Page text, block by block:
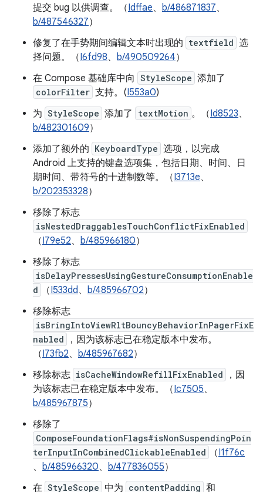
提交 bug 以供调查。（Idffae、 b/486871837、
b/487546327）
修复了在手势期间编辑文本时出现的 textfield 选
择问题。（I6fd98、 b/490509264）
在 Compose 基础库中向 StyleScope 添加了
colorFilter 支持。(I553a0)
为 StyleScope 添加了 textMotion 。（Id8523、
b/482301609）
添加了额外的 KeyboardType 选项，以完成
Android 上支持的键盘选项集，包括日期、时间、日
期时间、带符号的十进制数等。（I3713e、
b/202353328）
移除了标志
isNestedDraggablesTouchConflictFixEnabled
（I79e52、 b/485966180）
移除了标志
isDelayPressesUsingGestureConsumptionEnable
d
（I533dd、 b/485966702）
移除标志
isBringIntoViewRltBouncyBehaviorInPagerFixE
nabled
，因为该标志已在稳定版本中发布。
（I73fb2、 b/485967682）
移除标志 isCacheWindowRefillFixEnabled
，因
为该标志已在稳定版本中发布。（Ic7505、
b/485967875）
移除了
ComposeFoundationFlags#isNonSuspendingPoin
terInputInCombinedClickableEnabled
（I1f76c
、 b/485966320、 b/477836055）
在 StyleScope 中为 contentPadding 和